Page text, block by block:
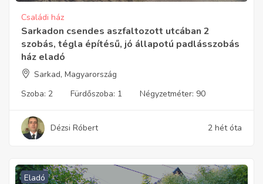
Családi ház
Sarkadon csendes aszfaltozott utcában 2
szobás, tégla építésű, jó állapotú padlásszobás
ház eladó
Sarkad, Magyarország
Szoba: 2 Fürdőszoba: 1 Négyzetméter: 90
Dézsi Róbert 2 hét óta
Eladó